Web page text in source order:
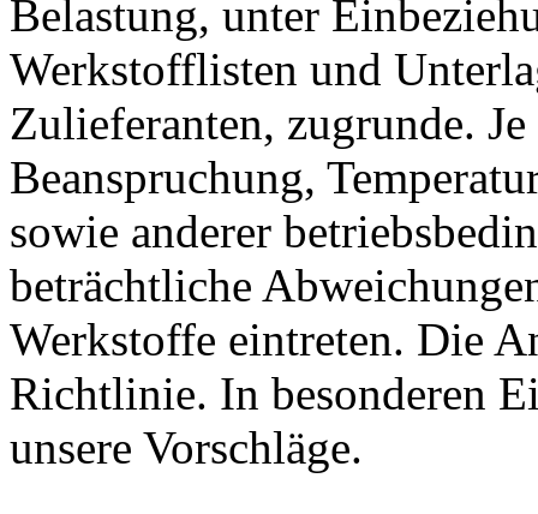
Belastung, unter
Werkstofflisten und
Zulieferanten, zugrunde.
Beanspruchung,
sowie anderer
beträchtliche
Werkstoffe eintreten. Die
Richtlinie. In besonderen
unsere Vorschläge.